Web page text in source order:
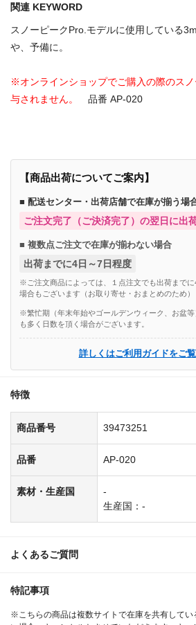
関連 KEYWORD
スノーピークPro.モデルに使用している
や、予備に。
※オンラインショップでご購入の際のス
与されません。
品番 AP-020
【商品出荷についてご案内】
■ 配送センター・出荷店舗で在庫が揃う場
ご注文完了（ご決済完了）の翌日に出
■ 複数点ご注文で在庫が揃わない場合
出荷までに4日～7日程度
※ご注文商品によっては、１点注文でも出荷までに
場合もございます（お取り寄せ・おまとめのため）
※繁忙期（年末年始やゴールデンウィーク、お盆
も多く日数を頂く場合がございます。
詳しくはご利用ガイドをご
特徴
商品番号 39473251
品番 AP-020
素材・生産国
-
生産国：-
よくあるご質問
特記事項
※こちらの商品は複数サイトで在庫を共有してい